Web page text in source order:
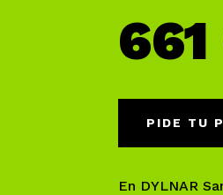
PIDE TU
En DYLNAR